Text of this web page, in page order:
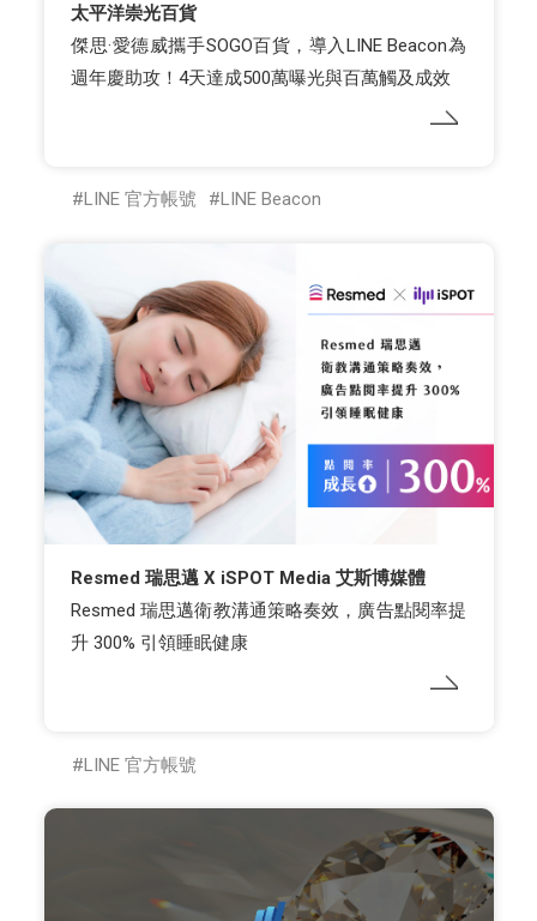
太平洋崇光百貨
傑思·愛德威攜手SOGO百貨，導入LINE Beacon為
週年慶助攻！4天達成500萬曝光與百萬觸及成效
LINE 官方帳號 LINE Beacon
Resmed 瑞思邁 X iSPOT Media 艾斯博媒體
Resmed 瑞思邁衛教溝通策略奏效，廣告點閱率提
升 300% 引領睡眠健康
LINE 官方帳號